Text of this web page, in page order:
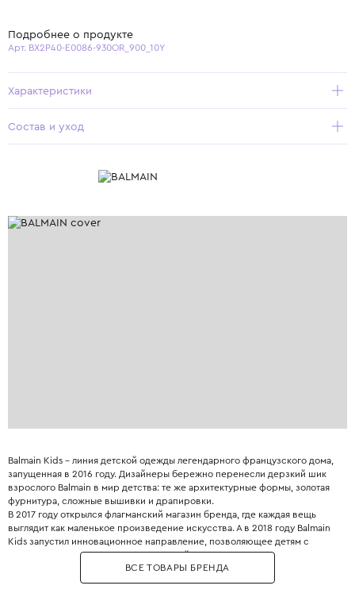
Подробнее о продукте
Арт. BX2P40-E0086-930OR_900_10Y
Характеристики
Состав и уход
Balmain Kids – линия детской одежды легендарного французского дома,
запущенная в 2016 году. Дизайнеры бережно перенесли дерзкий шик
взрослого Balmain в мир детства: те же архитектурные формы, золотая
фурнитура, сложные вышивки и драпировки.
В 2017 году открылся флагманский магазин бренда, где каждая вещь
выглядит как маленькое произведение искусства. А в 2018 году Balmain
Kids запустил инновационное направление, позволяющее детям с
ранних лет прикасаться к миру высокой моды. Золотые пуговицы,
фактурные ткани, линии кроя – здесь нет места скучной
повседневности.
ВСЕ ТОВАРЫ БРЕНДА